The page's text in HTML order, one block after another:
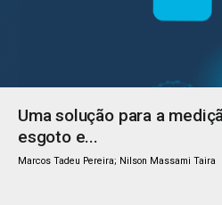
Uma solução para a
esgoto e...
Marcos Tadeu Pereira; Nilson Massami Taira